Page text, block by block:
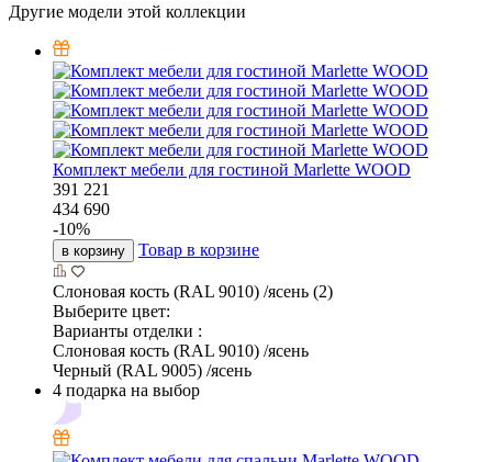
Другие модели этой коллекции
Комплект мебели для гостиной Marlette WOOD
391 221
434 690
-10%
в корзину Товар в корзине
Слоновая кость (RAL 9010) /ясень (2)
Выберите цвет:
Варианты отделки :
Слоновая кость (RAL 9010) /ясень
Черный (RAL 9005) /ясень
4 подарка на выбор